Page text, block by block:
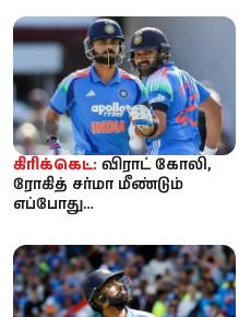
கோலி ...
கிரிக்கெட்: விராட் கோலி,
ரோகித் சர்மா மீண்டும்
எப்போது
இந்திய அணியின் அடுத்த...